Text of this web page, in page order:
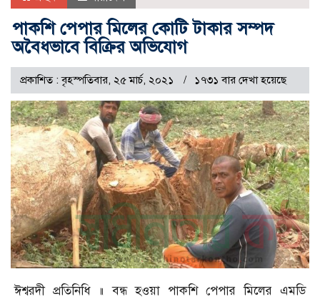
পাকশি পেপার মিলের কোটি টাকার সম্পদ
অবৈধভাবে বিক্রির অভিযোগ
প্রকাশিত : বৃহস্পতিবার, ২৫ মার্চ, ২০২১ ১৭৩১ বার দেখা হয়েছে
ঈশ্বরদী প্রতিনিধি ॥ বন্ধ হওয়া পাকশি পেপার মিলের এমডি